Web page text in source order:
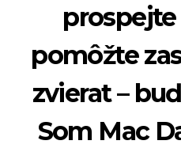
pomôžte
zvierat –
Som Mac